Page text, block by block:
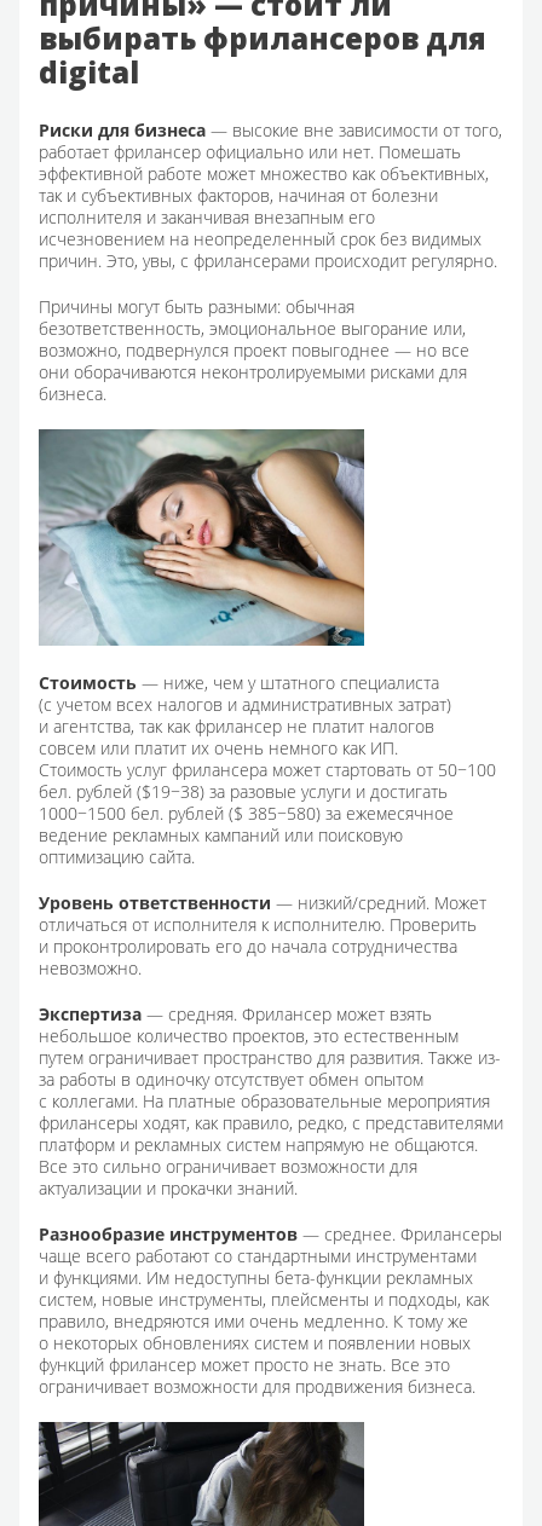
выбирать фрилансеров для
digital
Риски для бизнеса — высокие вне зависимости от того,
работает фрилансер официально или нет. Помешать
эффективной работе может множество как объективных,
так и субъективных факторов, начиная от болезни
исполнителя и заканчивая внезапным его
исчезновением на неопределенный срок без видимых
причин. Это, увы, с фрилансерами происходит регулярно.
Причины могут быть разными: обычная
безответственность, эмоциональное выгорание или,
возможно, подвернулся проект повыгоднее — но все
они оборачиваются неконтролируемыми рисками для
бизнеса.
Стоимость — ниже, чем у штатного специалиста
(с учетом всех налогов и административных затрат)
и агентства, так как фрилансер не платит налогов
совсем или платит их очень немного как ИП.
Стоимость услуг фрилансера может стартовать от 50−100
бел. рублей ($19−38) за разовые услуги и достигать
1000−1500 бел. рублей ($ 385−580) за ежемесячное
ведение рекламных кампаний или поисковую
оптимизацию сайта.
Уровень ответственности — низкий/средний. Может
отличаться от исполнителя к исполнителю. Проверить
и проконтролировать его до начала сотрудничества
невозможно.
Экспертиза — средняя. Фрилансер может взять
небольшое количество проектов, это естественным
путем ограничивает пространство для развития. Также из-
за работы в одиночку отсутствует обмен опытом
с коллегами. На платные образовательные мероприятия
фрилансеры ходят, как правило, редко, с представителями
платформ и рекламных систем напрямую не общаются.
Все это сильно ограничивает возможности для
актуализации и прокачки знаний.
Разнообразие инструментов — среднее. Фрилансеры
чаще всего работают со стандартными инструментами
и функциями. Им недоступны бета-функции рекламных
систем, новые инструменты, плейсменты и подходы, как
правило, внедряются ими очень медленно. К тому же
о некоторых обновлениях систем и появлении новых
функций фрилансер может просто не знать. Все это
ограничивает возможности для продвижения бизнеса.